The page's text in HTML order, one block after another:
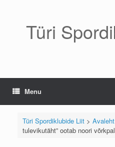
Türi
Menu
Türi Spordiklubide Liit> Avaleht
tulevikutäht” ootab noori